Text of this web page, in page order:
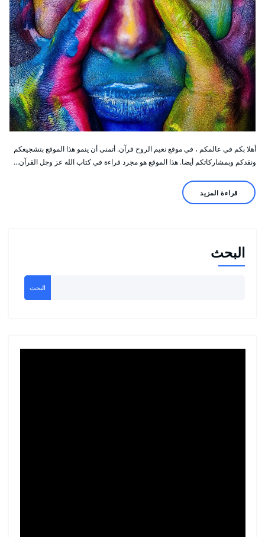
أهلا بكم في عالمكم ، في موقع نعيم الروح قرآن. أتمنى أن ينمو هذا الموقع بتشجيعكم
ونقدكم وبمشاركاتكم أيضا. هذا الموقع هو مجرد قراءة في كتاب الله عز وجل القرآن…
قراءة المزيد
البحث
البحث